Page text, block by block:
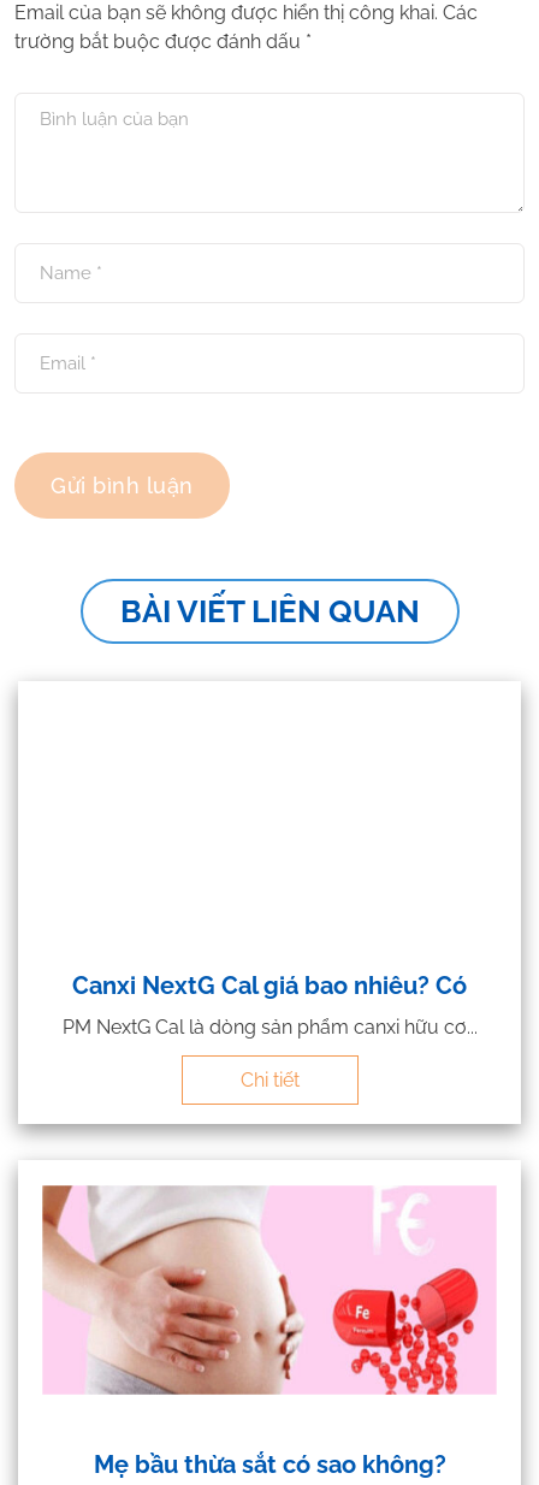
Email của bạn sẽ không được hiển thị công khai. Các
trường bắt buộc được đánh dấu *
BÀI VIẾT LIÊN QUAN
Canxi NextG Cal giá bao nhiêu? Có
PM NextG Cal là dòng sản phẩm canxi hữu cơ...
Chi tiết
Mẹ bầu thừa sắt có sao không?